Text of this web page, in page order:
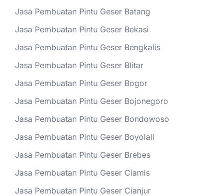
Jasa Pembuatan Pintu Geser Batang
Jasa Pembuatan Pintu Geser Bekasi
Jasa Pembuatan Pintu Geser Bengkalis
Jasa Pembuatan Pintu Geser Blitar
Jasa Pembuatan Pintu Geser Bogor
Jasa Pembuatan Pintu Geser Bojonegoro
Jasa Pembuatan Pintu Geser Bondowoso
Jasa Pembuatan Pintu Geser Boyolali
Jasa Pembuatan Pintu Geser Brebes
Jasa Pembuatan Pintu Geser Ciamis
Jasa Pembuatan Pintu Geser Cianjur